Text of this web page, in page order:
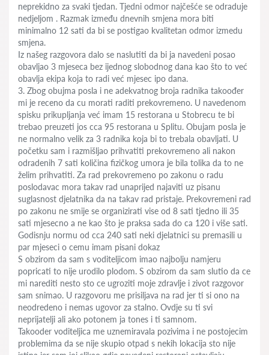
neprekidno za svaki tjedan. Tjedni odmor najčešće se odraduje
nedjeljom . Razmak između dnevnih smjena mora biti
minimalno 12 sati da bi se postigao kvalitetan odmor izmedu
smjena.
Iz našeg razgovora dalo se naslutiti da bi ja navedeni posao
obavljao 3 mjeseca bez ijednog slobodnog dana kao što to već
obavlja ekipa koja to radi već mjesec ipo dana.
3. Zbog obujma posla i ne adekvatnog broja radnika takoođer
mi je receno da cu morati raditi prekovremeno. U navedenom
spisku prikupljanja već imam 15 restorana u Stobrecu te bi
trebao preuzeti jos cca 95 restorana u Splitu. Obujam posla je
ne normalno velik za 3 radnika koja bi to trebala obavljati. U
početku sam i razmišljao prihvatiti prekovremeno ali nakon
odradenih 7 sati količina fizičkog umora je bila tolika da to ne
želim prihvatiti. Za rad prekovremeno po zakonu o radu
poslodavac mora takav rad unaprijed najaviti uz pisanu
suglasnost djelatnika da na takav rad pristaje. Prekovremeni rad
po zakonu ne smije se organizirati vise od 8 sati tjedno ili 35
sati mjesecno a ne kao što je praksa sada do ca 120 i više sati.
Godisnju normu od cca 240 sati neki djelatnici su premasili u
par mjeseci o cemu imam pisani dokaz
S obzirom da sam s voditeljicom imao najbolju namjeru
popricati to nije urodilo plodom. S obzirom da sam slutio da ce
mi narediti nesto sto ce ugroziti moje zdravlje i zivot razgovor
sam snimao. U razgovoru me prisiljava na rad jer ti si ono na
neodredeno i nemas ugovor za stalno. Ovdje su ti svi
neprijatelji ali ako potonem ja tones i ti samnom.
Takooder voditeljica me uznemiravala pozivima i ne postojecim
problemima da se nije skupio otpad s nekih lokacija sto nije